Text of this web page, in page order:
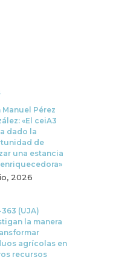
Manuel Pérez
«El ceiA3
dado la
de
una estancia
2026
363 (UJA)
la manera
agrícolas en
recursos